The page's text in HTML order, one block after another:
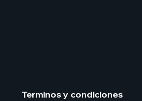
Terminos y condiciones